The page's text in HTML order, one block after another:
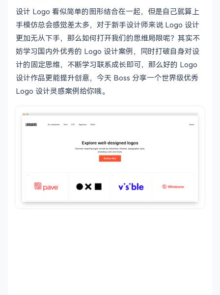
设计 Logo 看似简单的图形结合在一起，但是自己就算上
手模仿总会感觉差太多，对于新手设计师来说 Logo 设计
更加无从下手，那么如何打开我们的思维局限呢？其实不
妨学习国内外优秀的 Logo 设计案例，同时打破自身对设
计的固定思维，不断学习联系成长即可，那么好的 Logo
设计作品更能提升创意，今天 Boss 分享一个世界级优秀
Logo 设计灵感案例给你哦。